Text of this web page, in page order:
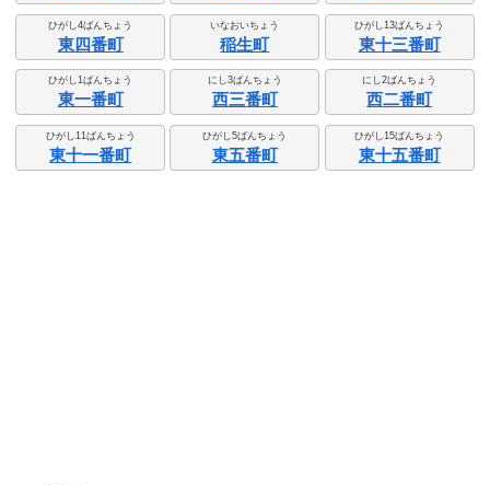
ひがし4ばんちょう
東四番町
いなおいちょう
稲生町
ひがし13ばんちょう
東十三番町
ひがし1ばんちょう
東一番町
にし3ばんちょう
西三番町
にし2ばんちょう
西二番町
ひがし11ばんちょう
東十一番町
ひがし5ばんちょう
東五番町
ひがし15ばんちょう
東十五番町